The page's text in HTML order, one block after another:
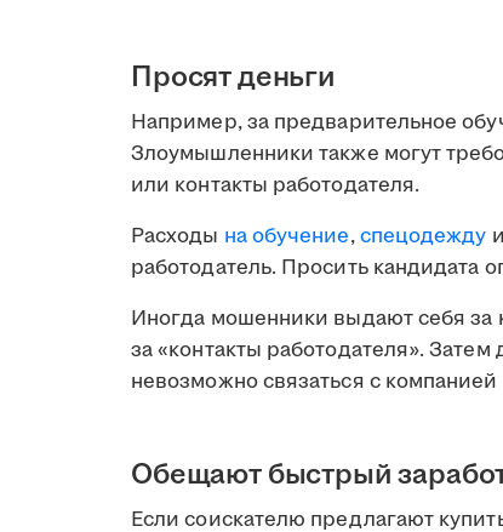
Просят деньги
Например, за предварительное
Злоумышленники также могут
или контакты работодателя.
Расходы на обучение,спецодежду и
работодатель. Просить кандидата
Иногда мошенники выдают себя за
за «контакты работодателя».
невозможно связаться с
Обещают быстрый
Если соискателю предлагают